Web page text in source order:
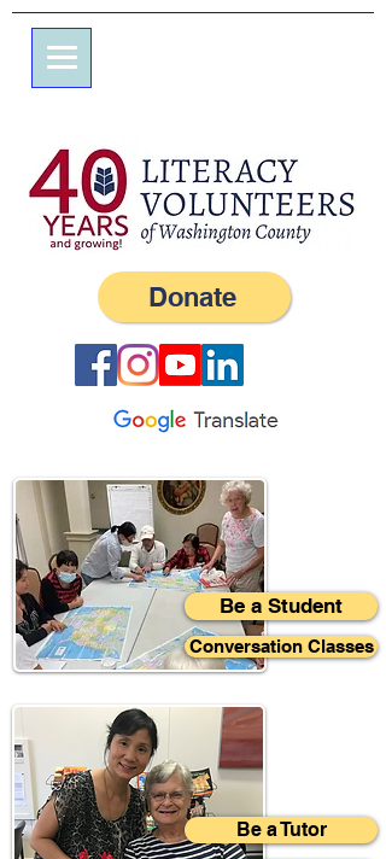
Donate
Conversation Classes
Be a Student
Be a Tutor